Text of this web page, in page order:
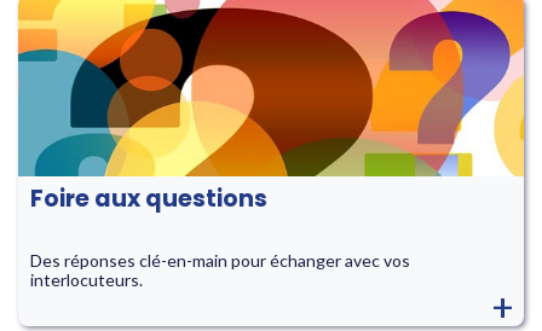
Foire aux questions
Des réponses clé-en-main pour échanger avec vos
interlocuteurs.
+